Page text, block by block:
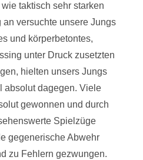
taktisch sehr starken
an versuchte unsere Jungs
und körperbetontes,
unter Druck zusetzten
hielten unsers Jungs
absolut dagegen. Viele
gewonnen und durch
Spielzüge
gegenerische Abwehr
zu Fehlern gezwungen.